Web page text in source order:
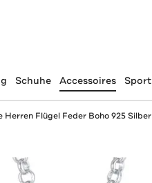
Schuhe Accessoires Sport
Herren Flügel Feder Boho 925 Silber